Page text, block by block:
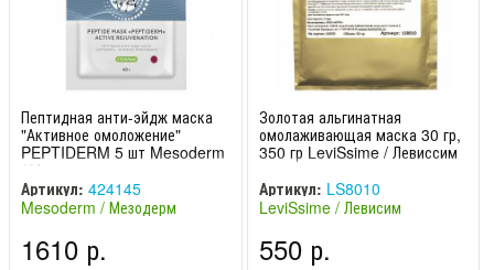
Пептидная анти-эйдж маска
"Активное омоложение"
PEPTIDERM 5 шт Mesoderm
/ Мезодерм
Артикул: 424145
Mesoderm / Мезодерм
1610 р.
Золотая альгинатная
омолаживающая маска 30 гр,
350 гр LeviSsime / Левиссим
Артикул: LS8010
LeviSsime / Левисим
550 р.